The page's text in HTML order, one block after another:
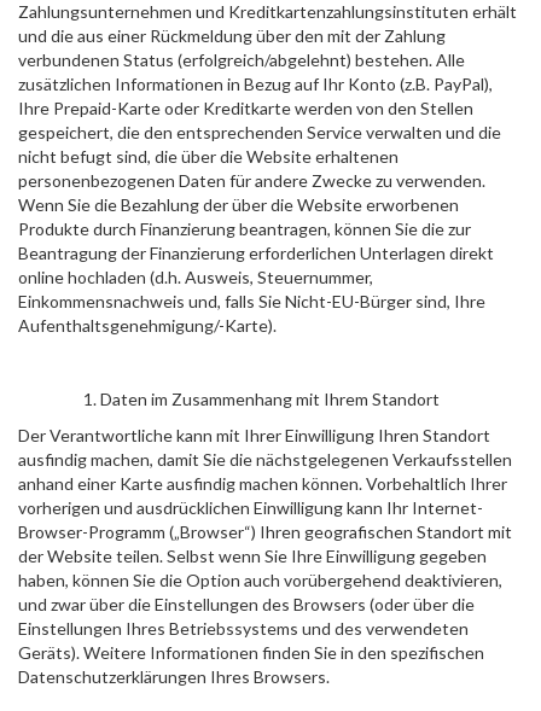
Zahlungsunternehmen und Kreditkartenzahlungsinstituten erhält
und die aus einer Rückmeldung über den mit der Zahlung
verbundenen Status (erfolgreich/abgelehnt) bestehen. Alle
zusätzlichen Informationen in Bezug auf Ihr Konto (z.B. PayPal),
Ihre Prepaid-Karte oder Kreditkarte werden von den Stellen
gespeichert, die den entsprechenden Service verwalten und die
nicht befugt sind, die über die Website erhaltenen
personenbezogenen Daten für andere Zwecke zu verwenden.
Wenn Sie die Bezahlung der über die Website erworbenen
Produkte durch Finanzierung beantragen, können Sie die zur
Beantragung der Finanzierung erforderlichen Unterlagen direkt
online hochladen (d.h. Ausweis, Steuernummer,
Einkommensnachweis und, falls Sie Nicht-EU-Bürger sind, Ihre
Aufenthaltsgenehmigung/-Karte).
Daten im Zusammenhang mit Ihrem Standort
Der Verantwortliche kann mit Ihrer Einwilligung Ihren Standort
ausfindig machen, damit Sie die nächstgelegenen Verkaufsstellen
anhand einer Karte ausfindig machen können. Vorbehaltlich Ihrer
vorherigen und ausdrücklichen Einwilligung kann Ihr Internet-
Browser-Programm („Browser“) Ihren geografischen Standort mit
der Website teilen. Selbst wenn Sie Ihre Einwilligung gegeben
haben, können Sie die Option auch vorübergehend deaktivieren,
und zwar über die Einstellungen des Browsers (oder über die
Einstellungen Ihres Betriebssystems und des verwendeten
Geräts). Weitere Informationen finden Sie in den spezifischen
Datenschutzerklärungen Ihres Browsers.